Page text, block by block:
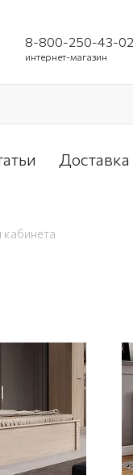
8-800-250-43-02
интернет-магазин
кабинета